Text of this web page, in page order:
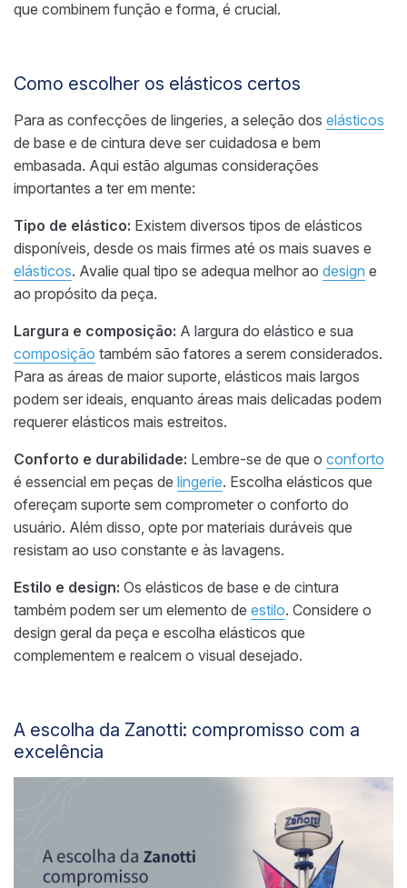
que combinem função e forma, é crucial.
Como escolher os elásticos certos
Para as confecções de lingeries, a seleção dos elásticos
de base e de cintura deve ser cuidadosa e bem
embasada. Aqui estão algumas considerações
importantes a ter em mente:
Tipo de elástico: Existem diversos tipos de elásticos
disponíveis, desde os mais firmes até os mais suaves e
elásticos. Avalie qual tipo se adequa melhor ao design e
ao propósito da peça.
Largura e composição: A largura do elástico e sua
composição também são fatores a serem considerados.
Para as áreas de maior suporte, elásticos mais largos
podem ser ideais, enquanto áreas mais delicadas podem
requerer elásticos mais estreitos.
Conforto e durabilidade: Lembre-se de que o conforto
é essencial em peças de lingerie. Escolha elásticos que
ofereçam suporte sem comprometer o conforto do
usuário. Além disso, opte por materiais duráveis que
resistam ao uso constante e às lavagens.
Estilo e design: Os elásticos de base e de cintura
também podem ser um elemento de estilo. Considere o
design geral da peça e escolha elásticos que
complementem e realcem o visual desejado.
A escolha da Zanotti: compromisso com a
excelência